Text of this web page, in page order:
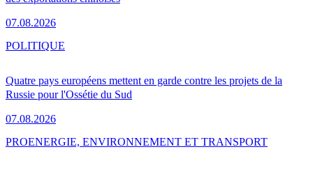
07.08.2026
Quatre pays européens mettent en garde contre les projets de la
Russie pour l'Ossétie du Sud
07.08.2026
POLITIQUE
PROENERGIE, ENVIRONNEMENT ET TRANSPORT